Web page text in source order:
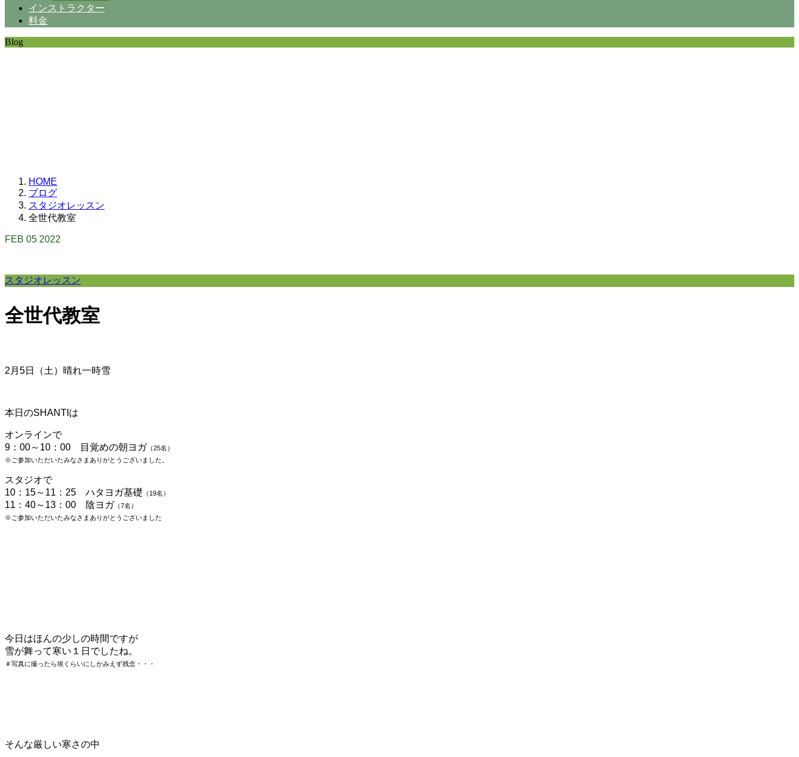
インストラクター
料金
Blog
HOME
ブログ
スタジオレッスン
全世代教室
FEB 05 2022
スタジオレッスン
全世代教室
2月5日（土）晴れ一時雪
本日のSHANTIは
オンラインで
9：00～10：00 目覚めの朝ヨガ （25名）
※ご参加いただいたみなさまありがとうございました。
スタジオで
10：15～11：25 ハタヨガ基礎 （19名）
11：40～13：00 陰ヨガ （7名）
※ご参加いただいたみなさまありがとうございました
今日はほんの少しの時間ですが
雪が舞って寒い１日でしたね。
＃写真に撮ったら埃くらいにしかみえず残念・・・
そんな厳しい寒さの中